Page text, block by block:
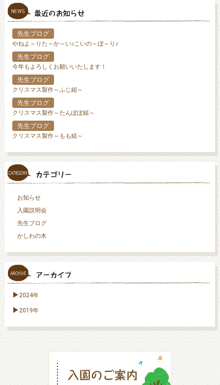
先生ブログ
やねよ～りた～か～い♪こいの～ぼ～り♪
先生ブログ
今年もよろしくお願いいたします！
先生ブログ
クリスマス製作～ふじ組～
先生ブログ
クリスマス製作～たんぽぽ組～
先生ブログ
クリスマス製作～もも組～
お知らせ
入園説明会
先生ブログ
かしわの木
2024年
2019年